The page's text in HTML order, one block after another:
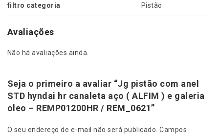
l
T
h
a
i
h
c
filtro categoria Pistão
Avaliações
Não há avaliações ainda.
Seja o primeiro a avaliar “Jg pistão com anel
STD hyndai hr canaleta aço ( ALFIM ) e galeria
oleo – REMP01200HR / REM_0621”
O seu endereço de e-mail não será publicado. Campos